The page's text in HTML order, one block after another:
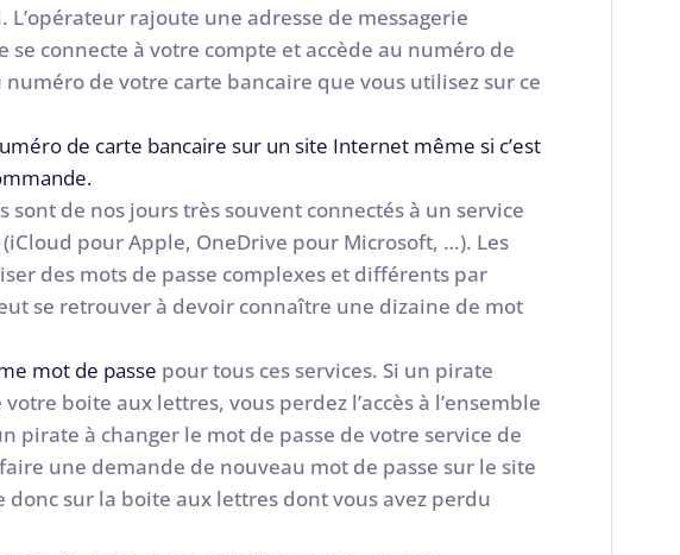
rajoute une adresse de messagerie
connecte à votre compte et accède au numéro de
de votre carte bancaire que vous utilisez sur ce
de carte bancaire sur un site Internet même si c’est
de nos jours très souvent connectés à un service
pour Apple, OneDrive pour Microsoft, …). Les
des mots de passe complexes et différents par
se retrouver à devoir connaître une dizaine de mot
mot de passe pour tous ces services. Si un pirate
boite aux lettres, vous perdez l’accès à l’ensemble
pirate à changer le mot de passe de votre service de
une demande de nouveau mot de passe sur le site
donc sur la boite aux lettres dont vous avez perdu